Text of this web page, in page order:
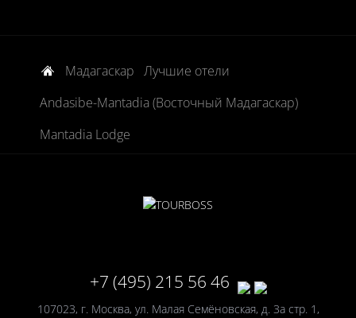
Мадагаскар Лучшие отели
Andasibe-Mantadia (Восточный Мадагаскар)
Mantadia Lodge
+7 (495) 215 56 46
107023, г. Москва, ул. Малая Семёновская, д. 3а стр. 1,